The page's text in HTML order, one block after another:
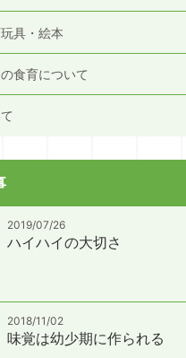
具・絵本
食育について
2019/07/26
ハイハイの大切さ
2018/11/02
味覚は幼少期に作られる